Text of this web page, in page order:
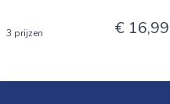
3 prijzen € 16,99